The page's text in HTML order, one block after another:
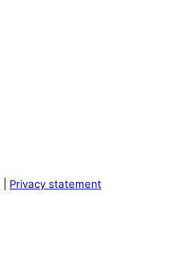
Privacy statement